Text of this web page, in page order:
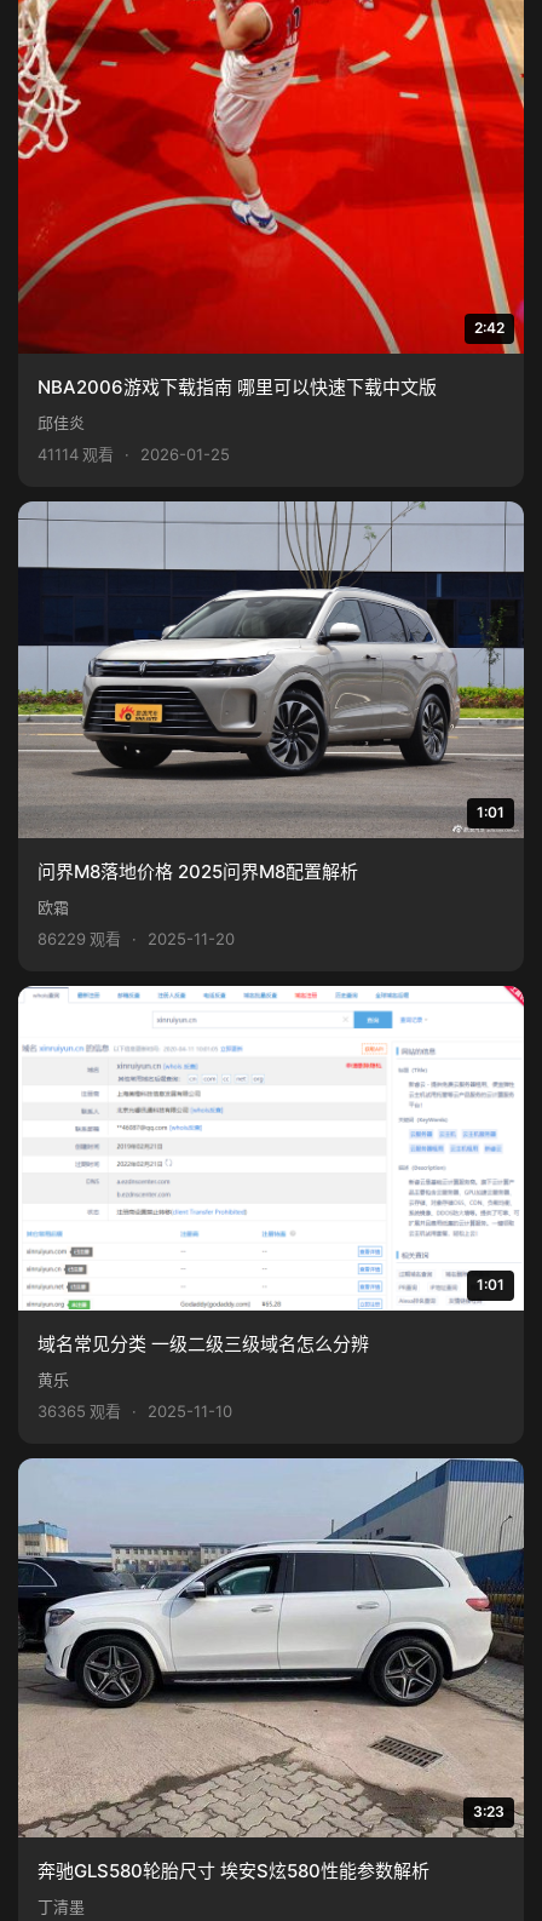
2:42
NBA2006游戏下载指南 哪里可以快速下载中文版
邱佳炎
41114 观看
· 2026-01-25
1:01
问界M8落地价格 2025问界M8配置解析
欧霜
86229 观看
· 2025-11-20
1:01
域名常见分类 一级二级三级域名怎么分辨
黄乐
36365 观看
· 2025-11-10
3:23
奔驰GLS580轮胎尺寸 埃安S炫580性能参数解析
丁清墨